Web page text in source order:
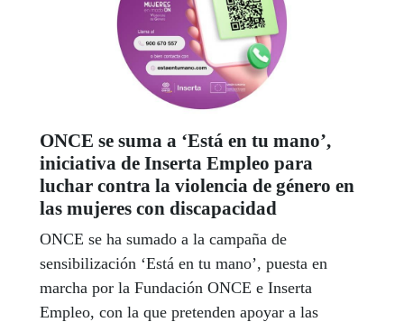
ONCE se suma a ‘Está en tu mano’,
iniciativa de Inserta Empleo para
luchar contra la violencia de género en
las mujeres con discapacidad
ONCE se ha sumado a la campaña de
sensibilización ‘Está en tu mano’, puesta en
marcha por la Fundación ONCE e Inserta
Empleo, con la que pretenden apoyar a las